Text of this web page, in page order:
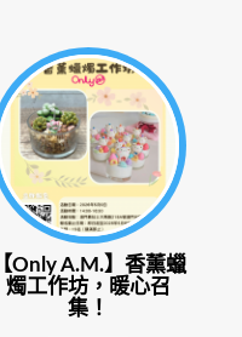
【Only A.M.】香薰蠟
燭工作坊，暖心召
集！